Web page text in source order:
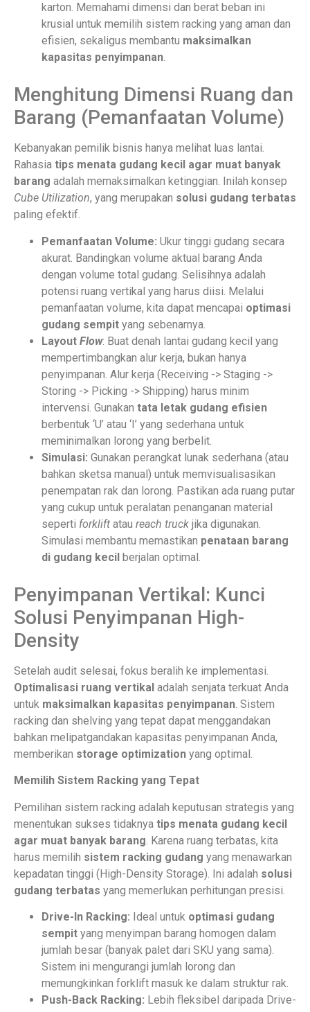
karton. Memahami dimensi dan berat beban ini
krusial untuk memilih sistem racking yang aman dan
efisien, sekaligus membantu maksimalkan
kapasitas penyimpanan.
Menghitung Dimensi Ruang dan
Barang (Pemanfaatan Volume)
Kebanyakan pemilik bisnis hanya melihat luas lantai.
Rahasia tips menata gudang kecil agar muat banyak
barang adalah memaksimalkan ketinggian. Inilah konsep
Cube Utilization, yang merupakan solusi gudang terbatas
paling efektif.
Pemanfaatan Volume: Ukur tinggi gudang secara
akurat. Bandingkan volume aktual barang Anda
dengan volume total gudang. Selisihnya adalah
potensi ruang vertikal yang harus diisi. Melalui
pemanfaatan volume, kita dapat mencapai optimasi
gudang sempit yang sebenarnya.
Layout Flow: Buat denah lantai gudang kecil yang
mempertimbangkan alur kerja, bukan hanya
penyimpanan. Alur kerja (Receiving -> Staging ->
Storing -> Picking -> Shipping) harus minim
intervensi. Gunakan tata letak gudang efisien
berbentuk ‘U’ atau ‘I’ yang sederhana untuk
meminimalkan lorong yang berbelit.
Simulasi: Gunakan perangkat lunak sederhana (atau
bahkan sketsa manual) untuk memvisualisasikan
penempatan rak dan lorong. Pastikan ada ruang putar
yang cukup untuk peralatan penanganan material
seperti forklift atau reach truck jika digunakan.
Simulasi membantu memastikan penataan barang
di gudang kecil berjalan optimal.
Penyimpanan Vertikal: Kunci
Solusi Penyimpanan High-
Density
Setelah audit selesai, fokus beralih ke implementasi.
Optimalisasi ruang vertikal adalah senjata terkuat Anda
untuk maksimalkan kapasitas penyimpanan. Sistem
racking dan shelving yang tepat dapat menggandakan
bahkan melipatgandakan kapasitas penyimpanan Anda,
memberikan storage optimization yang optimal.
Memilih Sistem Racking yang Tepat
Pemilihan sistem racking adalah keputusan strategis yang
menentukan sukses tidaknya tips menata gudang kecil
agar muat banyak barang . Karena ruang terbatas, kita
harus memilih sistem racking gudang yang menawarkan
kepadatan tinggi (High-Density Storage). Ini adalah solusi
gudang terbatas yang memerlukan perhitungan presisi.
Drive-In Racking: Ideal untuk optimasi gudang
sempit yang menyimpan barang homogen dalam
jumlah besar (banyak palet dari SKU yang sama).
Sistem ini mengurangi jumlah lorong dan
memungkinkan forklift masuk ke dalam struktur rak.
Push-Back Racking: Lebih fleksibel daripada Drive-